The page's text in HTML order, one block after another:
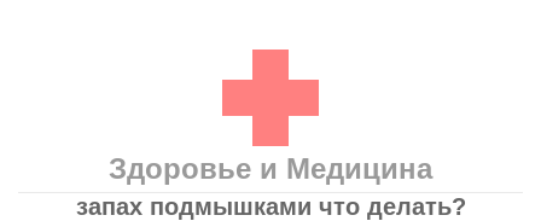
Здоровье и Медицина
запах подмышками что делать?